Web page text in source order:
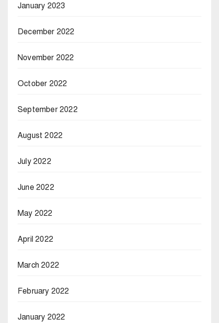
January 2023
December 2022
November 2022
October 2022
September 2022
August 2022
July 2022
June 2022
May 2022
April 2022
March 2022
February 2022
January 2022